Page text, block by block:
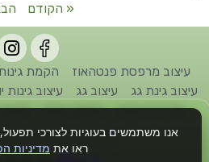
אנו משתמשים בעוגיות לצורכי
ראו את מדיניות
« הקודם
עיצוב מרפסת פנטהאוז הקמת
עיצוב גינת גג
עיצוב גג עיצוב גינות
אדריכל גינות
הקמת גינות
כל הזכויות שמורות לחברת גן